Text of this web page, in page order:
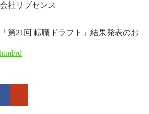
社リブセンス
第21回 転職ドラフト」結果発表のお
rd